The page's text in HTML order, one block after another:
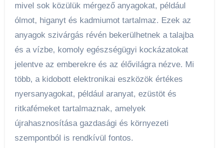
mivel sok közülük mérgező anyagokat, például
ólmot, higanyt és kadmiumot tartalmaz. Ezek az
anyagok szivárgás révén bekerülhetnek a talajba
és a vízbe, komoly egészségügyi kockázatokat
jelentve az emberekre és az élővilágra nézve. Mi
több, a kidobott elektronikai eszközök értékes
nyersanyagokat, például aranyat, ezüstöt és
ritkafémeket tartalmaznak, amelyek
újrahasznosítása gazdasági és környezeti
szempontból is rendkívül fontos.